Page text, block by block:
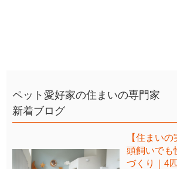
ペット愛好家の住まいの専門家
新着ブログ
【住まい
頭飼いでも
づくり｜4